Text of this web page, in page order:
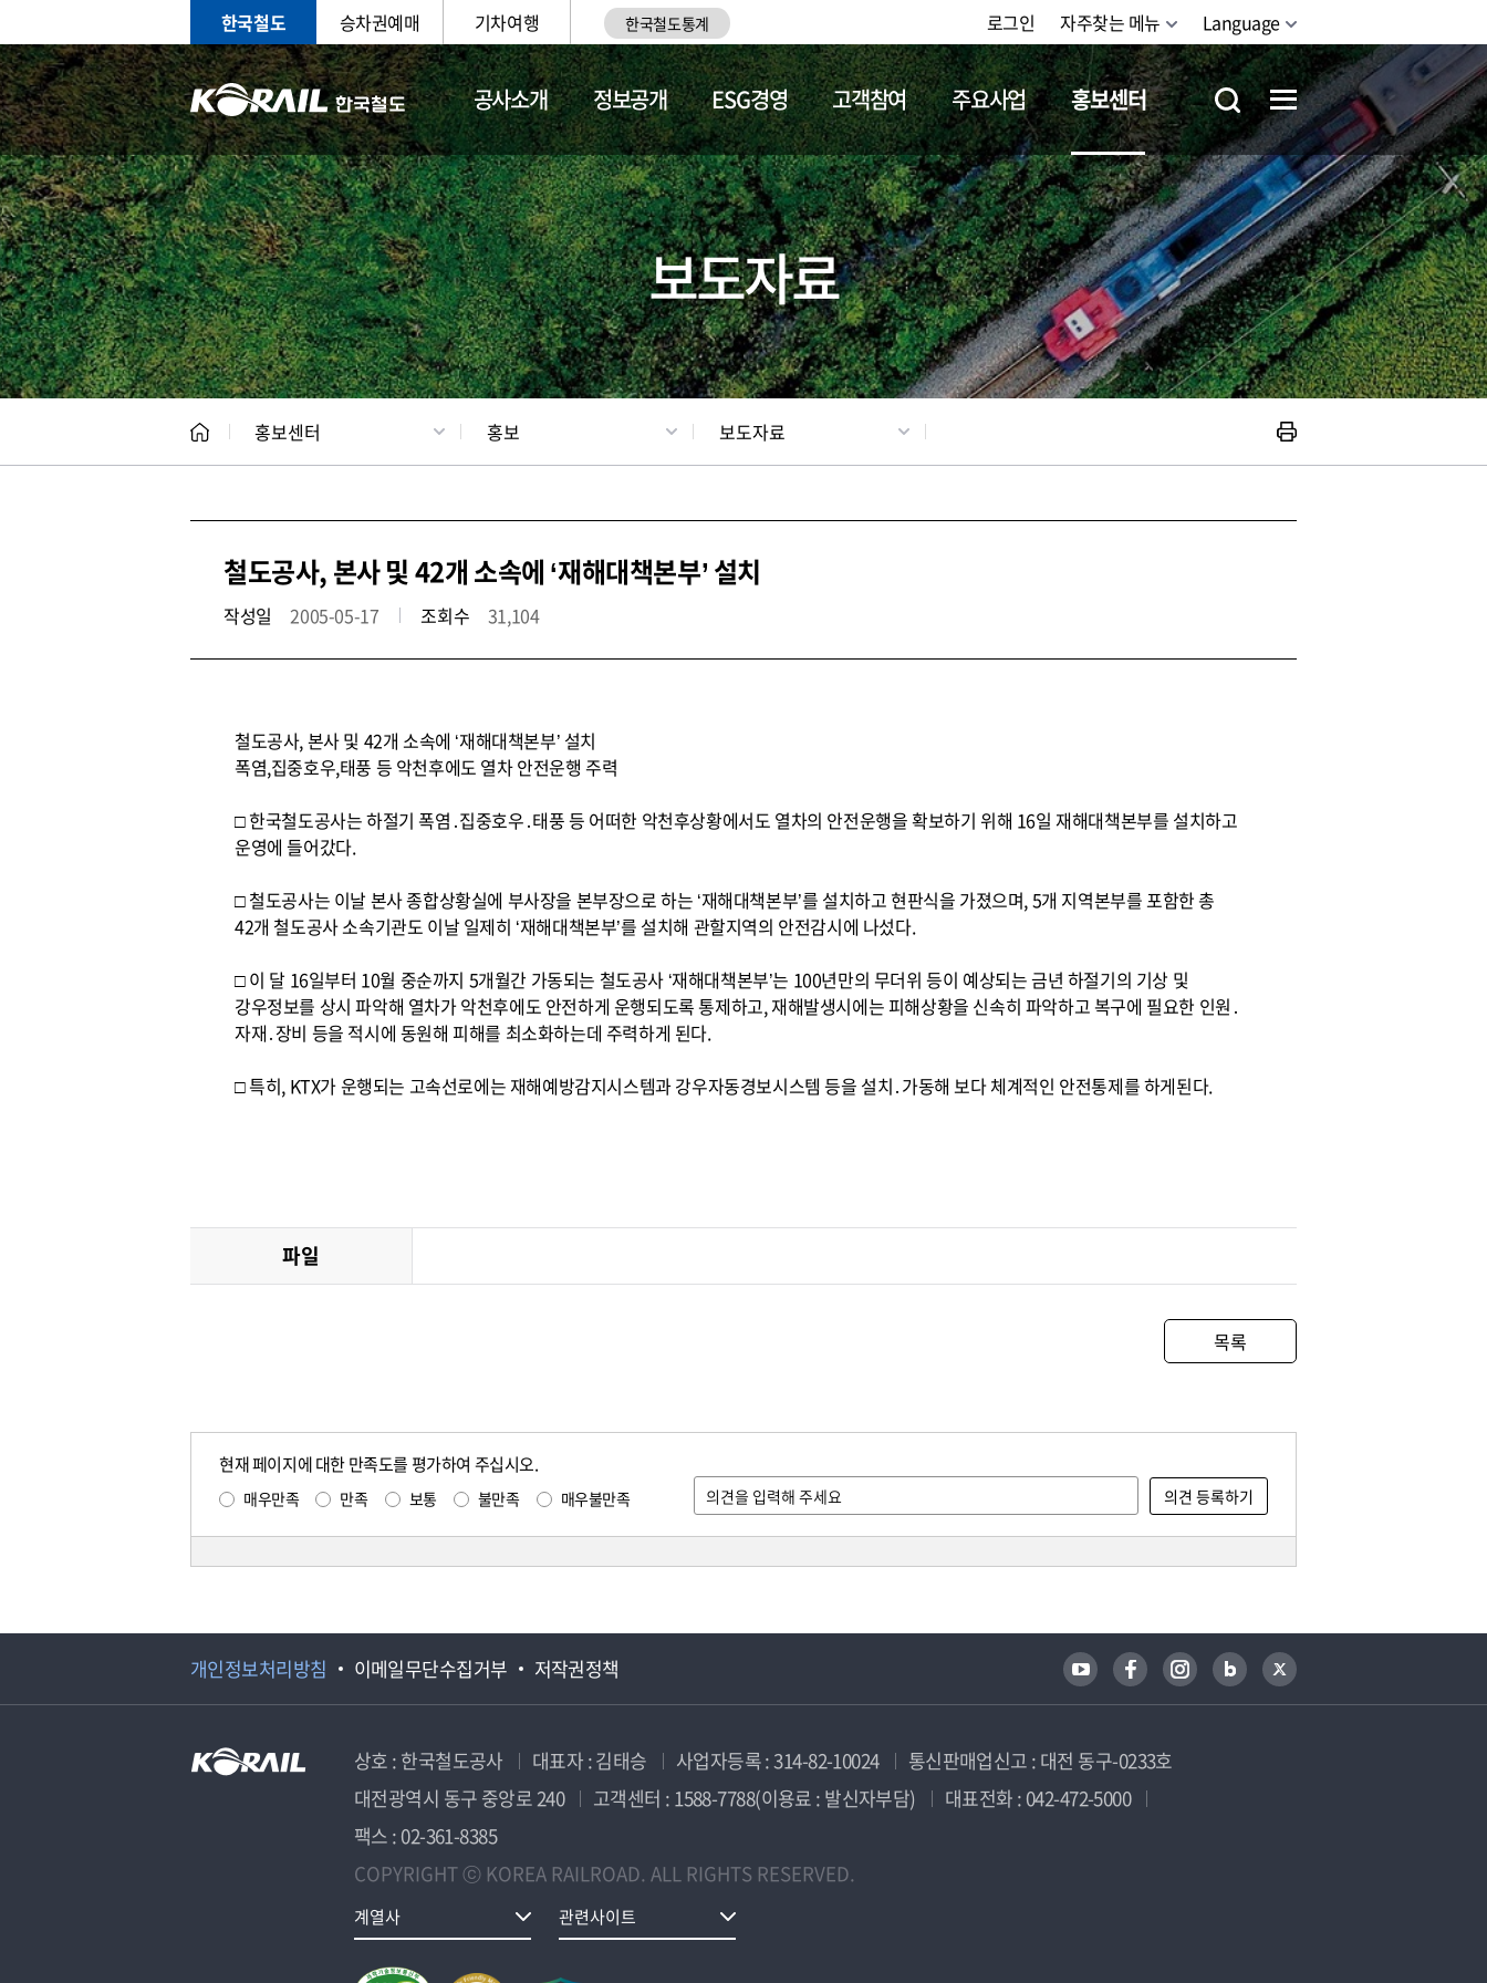
한국철도 승차권예매 기차여행 한국철도통계 로그인 자주찾는 메뉴 Language
공사소개 정보공개 ESG경영 고객참여 주요사업 홍보센터
홍보 문화사업 갤러리 기차소개 철도체험
보도자료
홍보센터 홍보 보도자료
철도공사, 본사 및 42개 소속에 ‘재해대책본부’ 설치
작성일 2005-05-17 조회수 31,104
철도공사, 본사 및 42개 소속에 ‘재해대책본부’ 설치
폭염,집중호우,태풍 등 악천후에도 열차 안전운행 주력
□ 한국철도공사는 하절기 폭염․집중호우․태풍 등 어떠한 악천후상황에서도 열차의 안전운행을 확보하기 위해 16일 재해대책본부를 설치하고
운영에 들어갔다.
□ 철도공사는 이날 본사 종합상황실에 부사장을 본부장으로 하는 ‘재해대책본부’를 설치하고 현판식을 가졌으며, 5개 지역본부를 포함한 총
42개 철도공사 소속기관도 이날 일제히 ‘재해대책본부’를 설치해 관할지역의 안전감시에 나섰다.
□ 이 달 16일부터 10월 중순까지 5개월간 가동되는 철도공사 ‘재해대책본부’는 100년만의 무더위 등이 예상되는 금년 하절기의 기상 및
강우정보를 상시 파악해 열차가 악천후에도 안전하게 운행되도록 통제하고, 재해발생시에는 피해상황을 신속히 파악하고 복구에 필요한 인원․
자재․장비 등을 적시에 동원해 피해를 최소화하는데 주력하게 된다.
□ 특히, KTX가 운행되는 고속선로에는 재해예방감지시스템과 강우자동경보시스템 등을 설치․가동해 보다 체계적인 안전통제를 하게된다.
파일
목록
현재 페이지에 대한 만족도를 평가하여 주십시오.
매우만족 만족 보통 불만족 매우불만족
개인정보처리방침 이메일무단수집거부 저작권정책
상호 : 한국철도공사 대표자 : 김태승 사업자등록 : 314-82-10024
통신판매업신고 : 대전 동구-0233호
대전광역시 동구 중앙로 240
고객센터 : 1588-7788(이용료 : 발신자부담)
대표전화 : 042-472-5000
팩스 : 02-361-8385
COPYRIGHT ⓒ KOREA RAILROAD. ALL RIGHTS RESERVED.
계열사 관련사이트